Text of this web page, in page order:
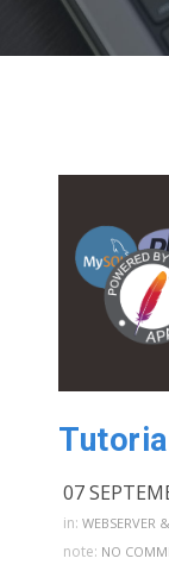
07
in: WEBSERVER
note: NO